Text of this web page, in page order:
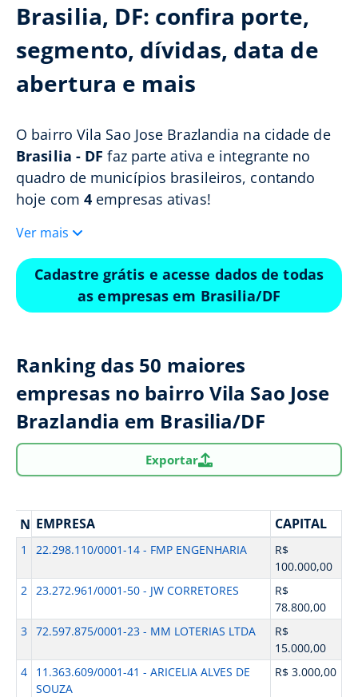
Brasilia, DF: confira porte,
segmento, dívidas, data de
abertura e mais
O bairro Vila Sao Jose Brazlandia na cidade de
Brasilia - DF faz parte ativa e integrante no
quadro de municípios brasileiros, contando
hoje com 4 empresas ativas!
Ver mais
Cadastre grátis e acesse dados de todas
as empresas em Brasilia/DF
Ranking das 50 maiores
empresas no bairro Vila Sao Jose
Brazlandia em Brasilia/DF
Exportar
N EMPRESA CAPITAL
1 22.298.110/0001-14 - FMP ENGENHARIA
R$
100.000,00
2 23.272.961/0001-50 - JW CORRETORES
R$
78.800,00
3 72.597.875/0001-23 - MM LOTERIAS LTDA
R$
15.000,00
4
11.363.609/0001-41 - ARICELIA ALVES DE
SOUZA
R$ 3.000,00